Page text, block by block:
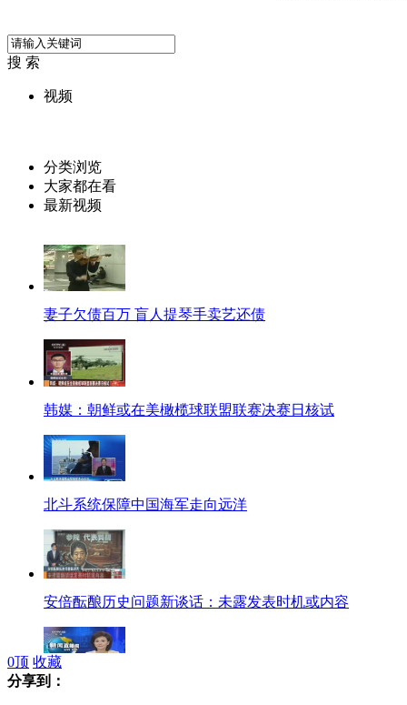
搜 索
视频
分类浏览
大家都在看
最新视频
妻子欠债百万 盲人提琴手卖艺还债
韩媒：朝鲜或在美橄榄球联盟联赛决赛日核试
北斗系统保障中国海军走向远洋
安倍酝酿历史问题新谈话：未露发表时机或内容
0顶 收藏
分享到：